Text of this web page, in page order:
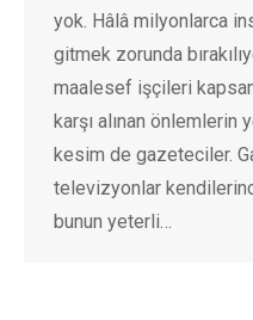
yok. Hâlâ milyonlarca
gitmek zorunda
maalesef işçileri
karşı alınan önlemlerin
kesim de gazeteciler.
televizyonlar
bunun yeterli…